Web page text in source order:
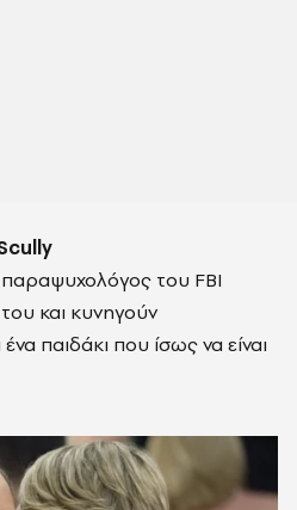
του FBI
και κυνηγούν
παιδάκι που ίσως να είναι